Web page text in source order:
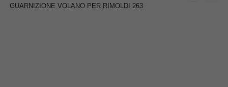
GUARNIZIONE VOLANO PER RIMOLDI 263